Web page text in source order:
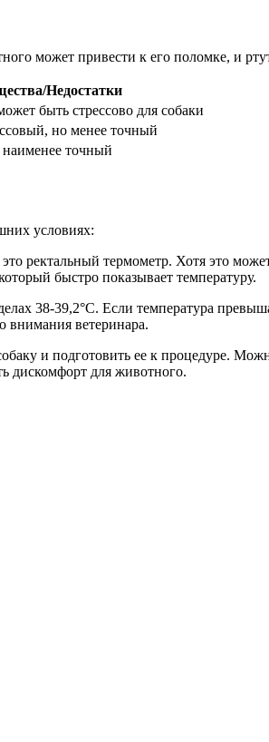
может привести к его поломке, и
Недостатки
быть стрессово для собаки
но менее точный
точный
условиях:
ректальный термометр. Хотя это
быстро показывает температуру.
38-39,2°C. Если температура
внимания ветеринара.
и подготовить ее к процедуре.
дискомфорт для животного.